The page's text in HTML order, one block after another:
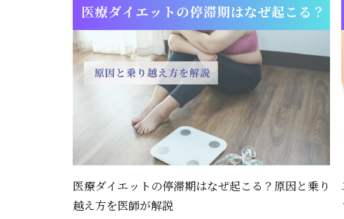
医療ダイエットの停滞期はなぜ起こる？原因と乗り
越え方を医師が解説